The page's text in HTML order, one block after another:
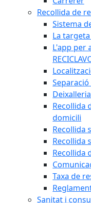
Recollida de
Sistema
La
L'app per
Recollida
domicili
Recollida
Recollida
Recollida
Taxa de
Sanitat i